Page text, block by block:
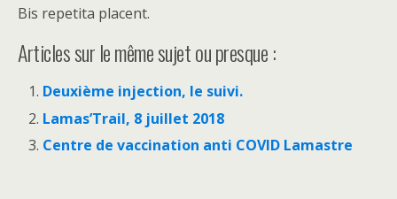
Bis repetita placent.
Articles sur le même sujet ou presque :
Deuxième injection, le suivi.
Lamas’Trail, 8 juillet 2018
Centre de vaccination anti COVID Lamastre